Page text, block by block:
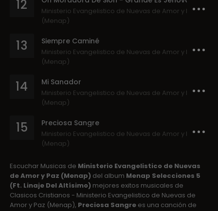
12
Ministerio Evangelistico de Nuevas de Amor y Paz
(Menap)
13 Siempre Caminé
Ministerio Evangelistico de Nuevas de Amor y Paz
(Menap)
14 Mi Sanador
Ministerio Evangelistico de Nuevas de Amor y Paz
(Menap)
15 Preciosa Sangre
Ministerio Evangelistico de Nuevas de Amor y Paz
(Menap)
Escuchar Musicas de Ministerio Evangelistico de Nuevas
de Amor y Paz (Menap) del album Menap Selecciones 5
(Ft. Linaje Del Altísimo) mejores exitos musicales de
Clasicos Cristianos - Ministerio Evangelistico de Nuevas de
Amor y Paz (Menap), Preciosa Sangre es una canción de